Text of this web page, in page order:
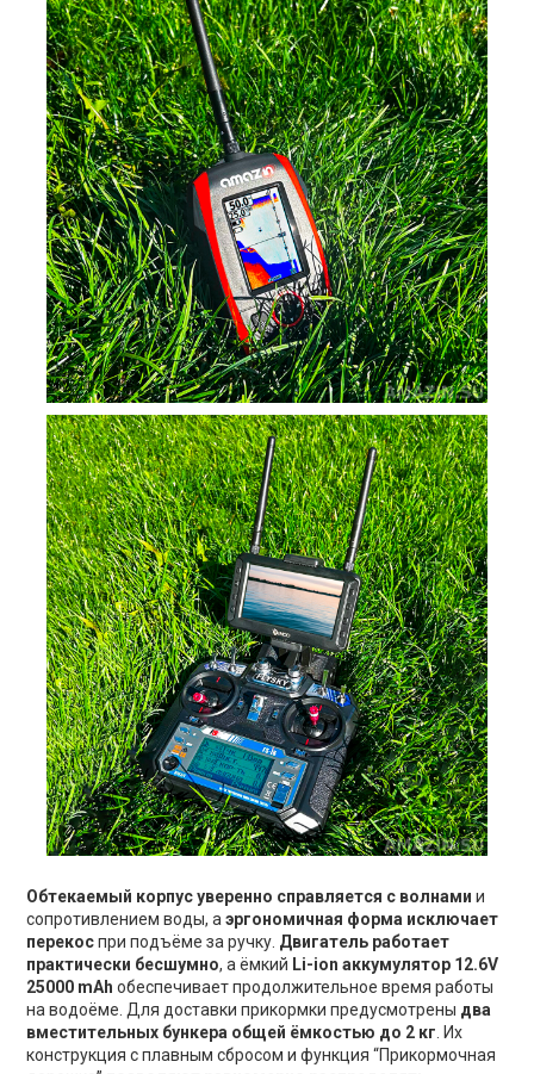
Обтекаемый корпус уверенно справляется с волнами и
сопротивлением воды, аэргономичная форма исключает
перекоспри подъёме за ручку. Двигатель работает
практически бесшумно, а ёмкий Li-ion аккумулятор 12.6V
25000 mAh обеспечивает продолжительное время работы
на водоёме. Для доставки прикормки предусмотрены два
вместительных бункера общей ёмкостью до 2 кг . Их
конструкция с плавным сбросом и функция “Прикормочная